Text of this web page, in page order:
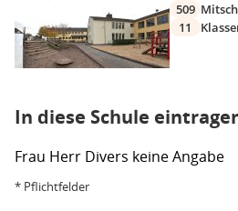
509
11
In diese Schule
Frau Herr Divers keine Angabe
* Pflichtfelder